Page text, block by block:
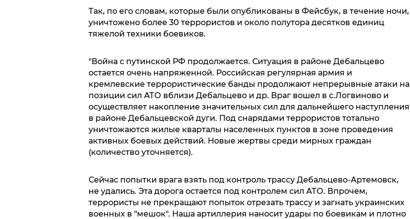
Так, по его словам, которые были опубликованы в Фейсбук, в течение ночи,
уничтожено более 30 террористов и около полутора десятков единиц
тяжелой техники боевиков.
"Война с путинской РФ продолжается. Ситуация в районе Дебальцево
остается очень напряженной. Российская регулярная армия и
кремлевские террористические банды продолжают непрерывные атаки на
позиции сил АТО вблизи Дебальцево и др. Враг вошел в с.Логвиново и
осуществляет накопление значительных сил для дальнейшего наступления
в районе Дебальцевской дуги. Под снарядами террористов тотально
уничтожаются жилые кварталы населенных пунктов в зоне проведения
активных боевых действий. Новые жертвы среди мирных граждан
(количество уточняется).
Сейчас попытки врага взять под контроль трассу Дебальцево-Артемовск,
не удались. Эта дорога остается под контролем сил АТО. Впрочем,
террористы не прекращают попыток отрезать трассу и загнать украинских
военных в "мешок". Наша артиллерия наносит удары по боевикам и плотно